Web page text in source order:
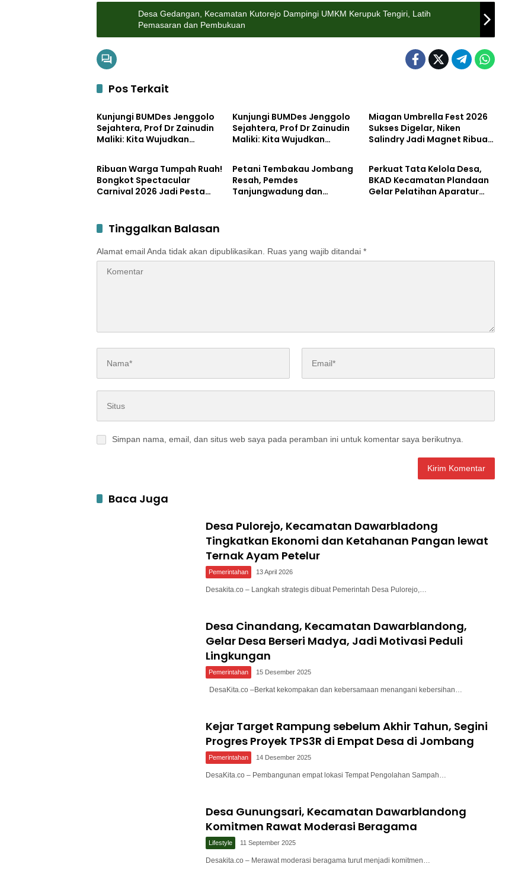
Desa Gedangan, Kecamatan Kutorejo Dampingi UMKM Kerupuk Tengiri, Latih
Pemasaran dan Pembukuan
Pos Terkait
Pemerintahan
Kunjungi BUMDes Jenggolo
Sejahtera, Prof Dr Zainudin
Maliki: Kita Wujudkan
dengan Potensi Desa
Kunjungi BUMDes Jenggolo
Sejahtera, Prof Dr Zainudin
Maliki: Kita Wujudkan
dengan Potensi Desa
Miagan Umbrella Fest 2026
Sukses Digelar, Niken
Salindry Jadi Magnet Ribuan
Ribuan Warga Tumpah Ruah!
Bongkot Spectacular
Carnival 2026 Jadi Pesta
Petani Tembakau Jombang
Resah, Pemdes
Tanjungwadung dan
Pemerintahan
Perkuat Tata Kelola Desa,
BKAD Kecamatan Plandaan
Gelar Pelatihan Aparatur
Tinggalkan Balasan
Alamat email Anda tidak akan dipublikasikan. Ruas yang wajib ditandai *
Simpan nama, email, dan situs web saya pada peramban ini untuk komentar saya berikutnya.
Baca Juga
Desa Pulorejo, Kecamatan Dawarbladong
Tingkatkan Ekonomi dan Ketahanan Pangan lewat
Ternak Ayam Petelur
Pemerintahan 13 April 2026
Desakita.co – Langkah strategis dibuat Pemerintah Desa Pulorejo,…
Desa Cinandang, Kecamatan Dawarblandong,
Gelar Desa Berseri Madya, Jadi Motivasi Peduli
Lingkungan
Pemerintahan 15 Desember 2025
DesaKita.co –Berkat kekompakan dan kebersamaan menangani kebersihan…
Kejar Target Rampung sebelum Akhir Tahun, Segini
Progres Proyek TPS3R di Empat Desa di Jombang
Pemerintahan 14 Desember 2025
DesaKita.co – Pembangunan empat lokasi Tempat Pengolahan Sampah…
Desa Gunungsari, Kecamatan Dawarblandong
Komitmen Rawat Moderasi Beragama
Lifestyle 11 September 2025
Desakita.co – Merawat moderasi beragama turut menjadi komitmen…